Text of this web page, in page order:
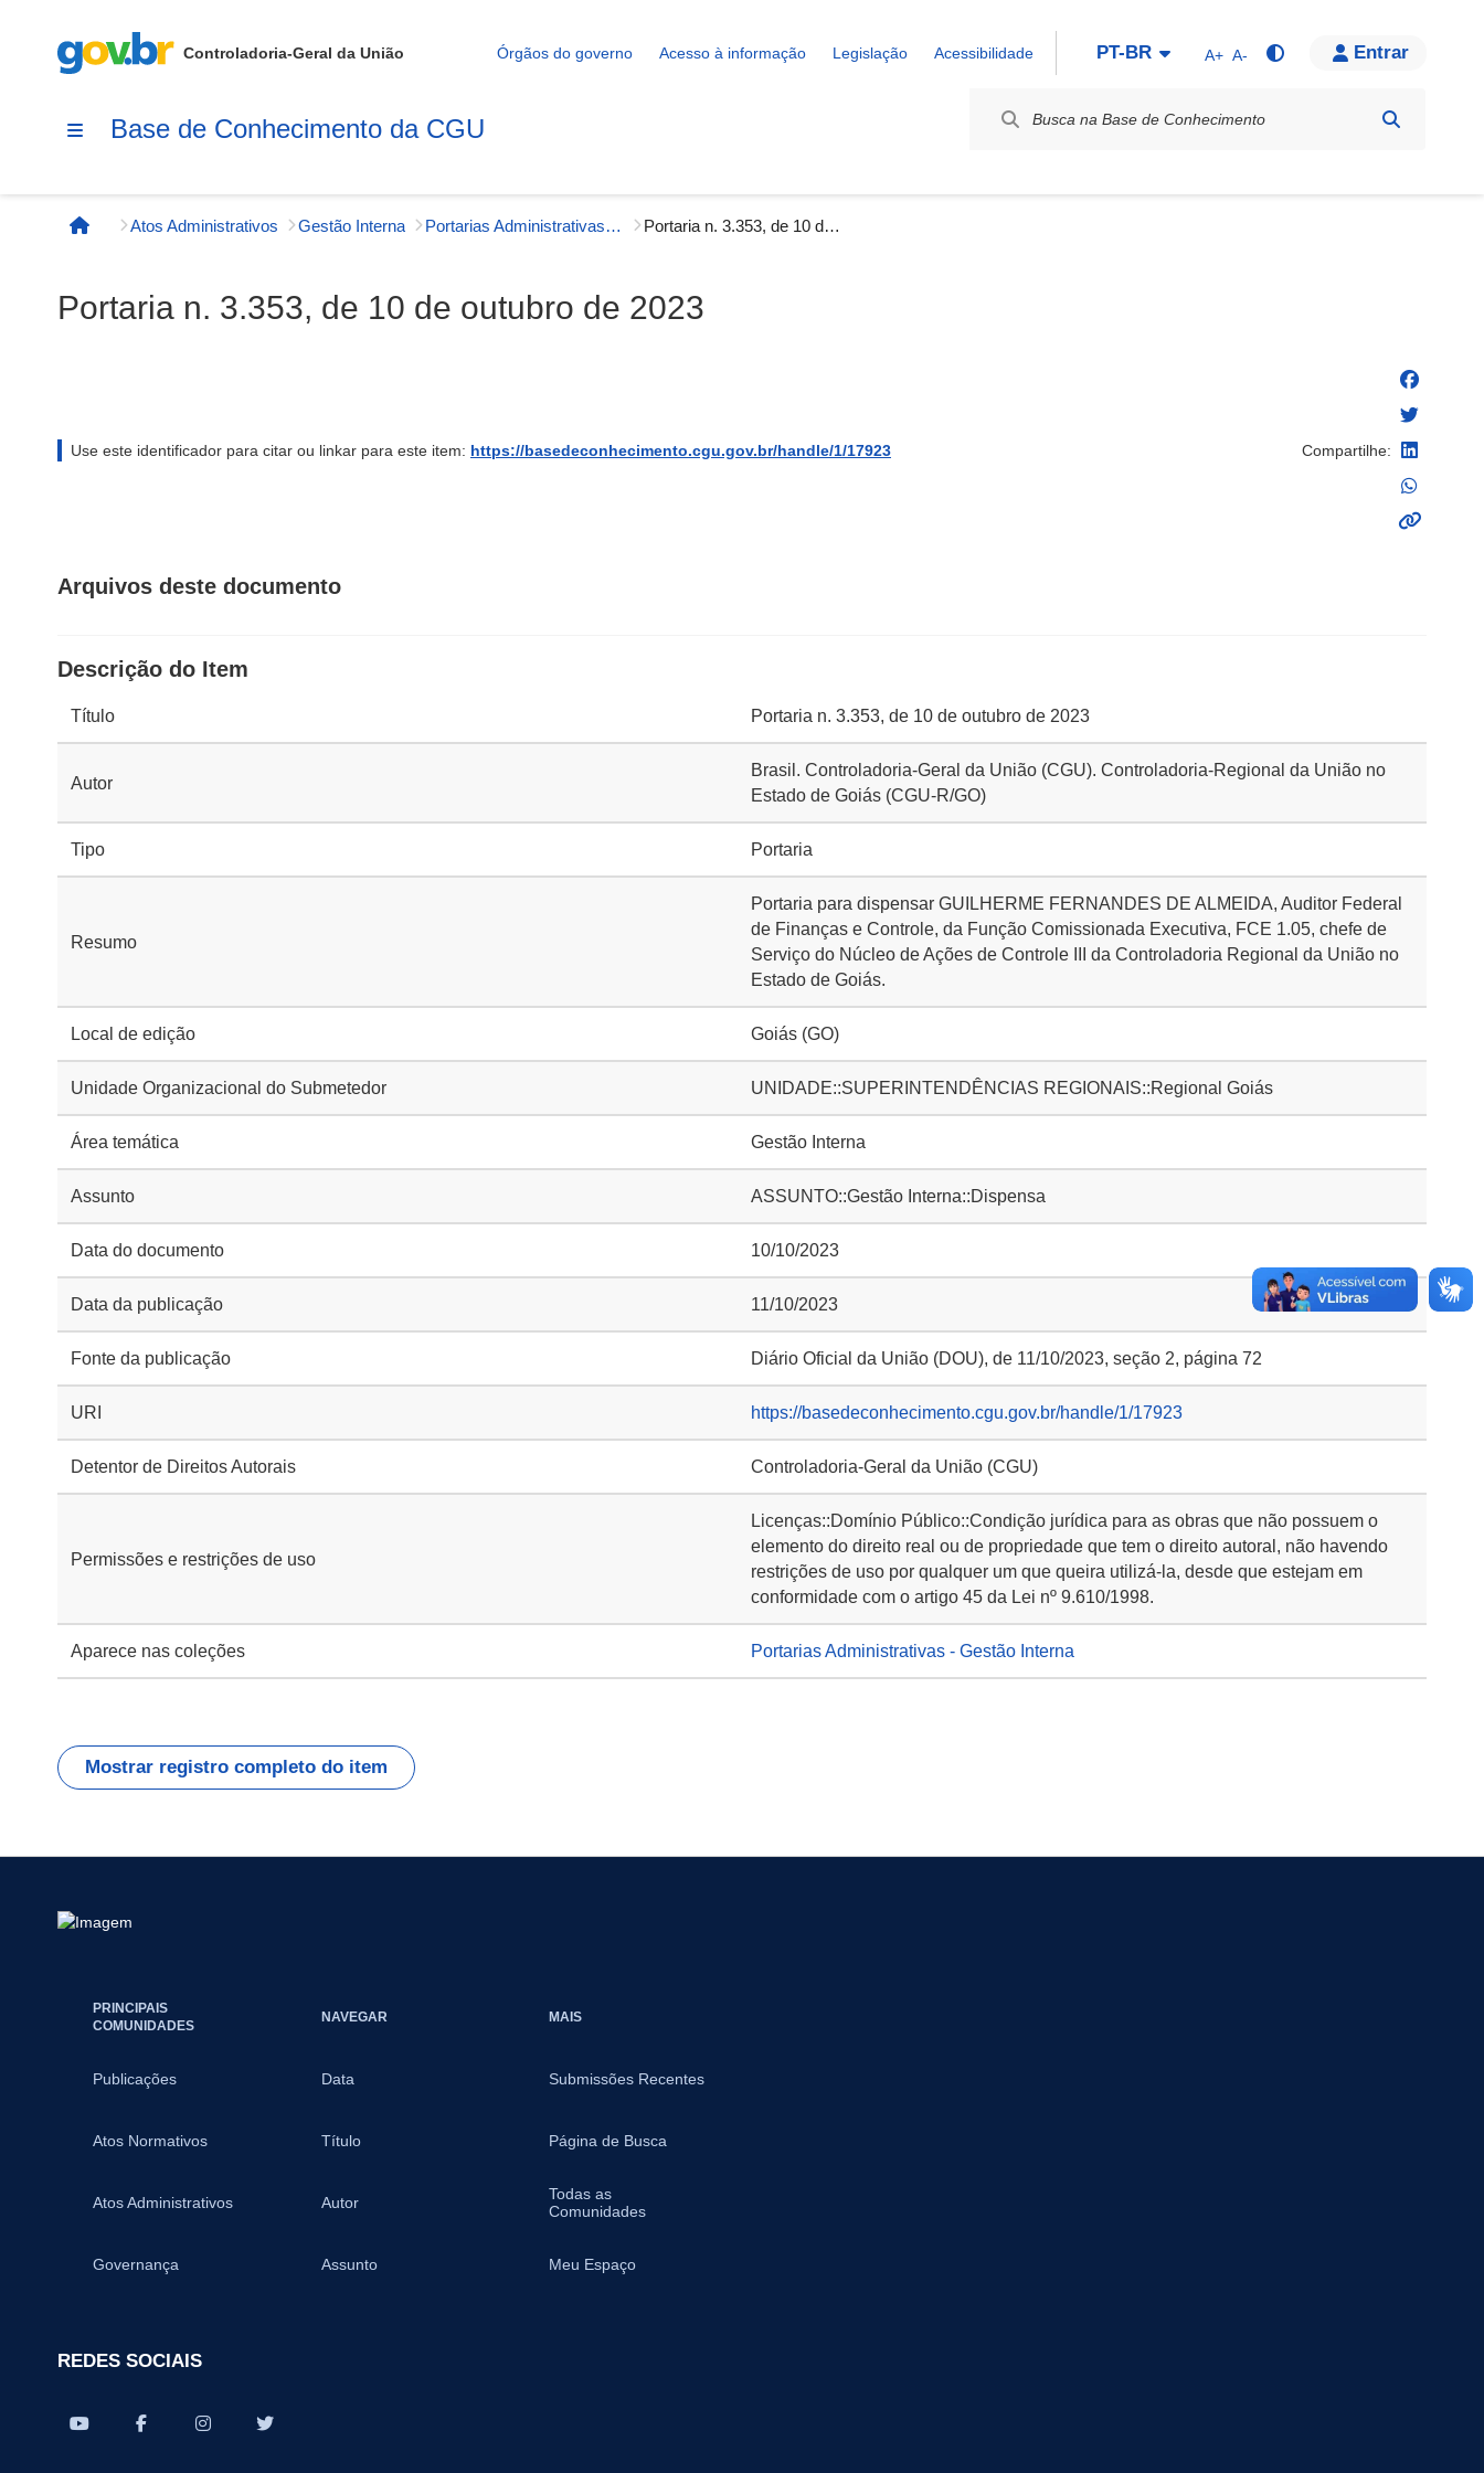
Controladoria-Geral da União Órgãos do governo Acesso à informação Legislação Acessibilidade PT-BR A+ A- Entrar
Base de Conhecimento da CGU
Página inicial
Atos Administrativos Gestão Interna Portarias Administrativas - Gestão Interna Portaria n. 3.353, de 10 de outubro de 2023
Portaria n. 3.353, de 10 de outubro de 2023
Use este identificador para citar ou linkar para este item: https://basedeconhecimento.cgu.gov.br/handle/1/17923 Compartilhe:
Arquivos deste documento
Descrição do Item
Título Portaria n. 3.353, de 10 de outubro de 2023
Autor
Brasil. Controladoria-Geral da União (CGU). Controladoria-Regional da União no
Estado de Goiás (CGU-R/GO)
Tipo Portaria
Resumo
Portaria para dispensar GUILHERME FERNANDES DE ALMEIDA, Auditor Federal
de Finanças e Controle, da Função Comissionada Executiva, FCE 1.05, chefe de
Serviço do Núcleo de Ações de Controle III da Controladoria Regional da União no
Estado de Goiás.
Local de edição Goiás (GO)
Unidade Organizacional do Submetedor UNIDADE::SUPERINTENDÊNCIAS REGIONAIS::Regional Goiás
Área temática Gestão Interna
Assunto ASSUNTO::Gestão Interna::Dispensa
Data do documento 10/10/2023
Data da publicação 11/10/2023
Fonte da publicação Diário Oficial da União (DOU), de 11/10/2023, seção 2, página 72
URI https://basedeconhecimento.cgu.gov.br/handle/1/17923
Detentor de Direitos Autorais Controladoria-Geral da União (CGU)
Permissões e restrições de uso
Licenças::Domínio Público::Condição jurídica para as obras que não possuem o
elemento do direito real ou de propriedade que tem o direito autoral, não havendo
restrições de uso por qualquer um que queira utilizá-la, desde que estejam em
conformidade com o artigo 45 da Lei nº 9.610/1998.
Aparece nas coleções Portarias Administrativas - Gestão Interna
Mostrar registro completo do item
PRINCIPAIS
COMUNIDADES
Publicações
Atos Normativos
Atos Administrativos
Governança
NAVEGAR
Data
Título
Autor
Assunto
MAIS
Submissões Recentes
Página de Busca
Todas as
Comunidades
Meu Espaço
REDES SOCIAIS